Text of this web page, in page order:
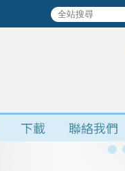
下載 聯絡我們